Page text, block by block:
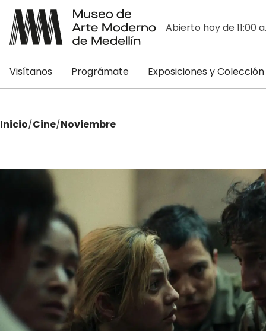
Abierto hoy de 11:00
Visítanos Prográmate Exposiciones y Colección
Inicio/Cine/Noviembre